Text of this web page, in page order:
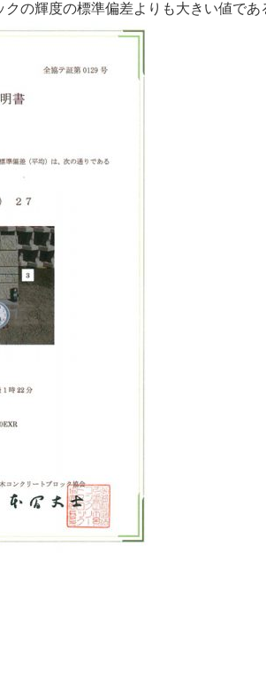
クの輝度の標準偏差よりも大きい値であ